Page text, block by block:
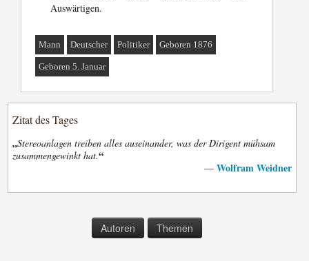
Auswärtigen.
Mann Deutscher Politiker Geboren 1876
Geboren 5. Januar
Zitat des Tages
„Stereoanlagen treiben alles auseinander, was der Dirigent mühsam
zusammengewinkt hat.“
— Wolfram Weidner
Autoren Themen